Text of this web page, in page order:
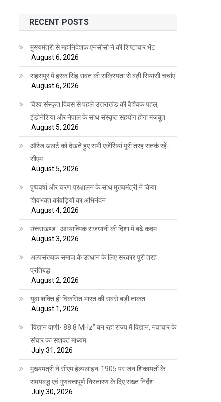
RECENT POSTS
मुख्यमंत्री से महानिदेशक एनसीसी ने की शिष्टाचार भेंट
August 6, 2026
सहसपुर में हरक सिंह रावत की सक्रियता से बढ़ी सियासी चर्चाएं
August 6, 2026
विश्व संस्कृत दिवस से पहले उत्तराखंड की वैश्विक पहल,
इंडोनेशिया और नेपाल के साथ संस्कृत सहयोग होगा मजबूत
August 5, 2026
ऑरेंज अलर्ट को देखते हुए सभी एजेंसियां पूरी तरह सतर्क रहें-
सीएम
August 5, 2026
पुष्पवर्षा और चरण प्रक्षालन के साथ मुख्यमंत्री ने किया
शिवभक्त कांवड़ियों का अभिनंदन
August 4, 2026
उत्तराखण्ड : आध्यात्मिक राजधानी की दिशा में बढ़े कदम
August 3, 2026
अल्पसंख्यक समाज के उत्थान के लिए सरकार पूरी तरह
प्रतिबद्ध
August 2, 2026
युवा शक्ति ही विकसित भारत की सबसे बड़ी ताकत
August 1, 2026
‘विज्ञान वाणी- 88.8 MHz” बन रहा राज्य में विज्ञान, नवाचार के
संचार का सशक्त माध्यम
July 31, 2026
मुख्यमंत्री ने सीएम हेल्पलाइन-1905 पर जन शिकायतों के
समयबद्ध एवं गुणवत्तापूर्ण निस्तारण के दिए सख्त निर्देश
July 30, 2026